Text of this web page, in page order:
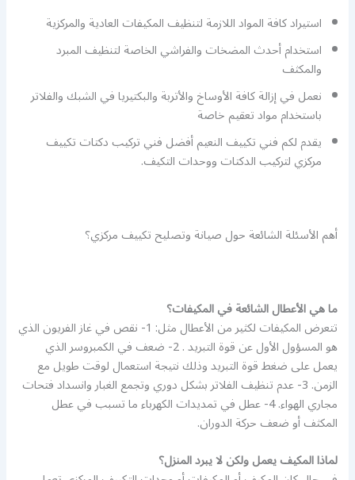
استيراد كافة المواد اللازمة لتنظيف المكيفات العادية والمركزية
استخدام أحدث المضخات والفراشي الخاصة لتنظيف المبرد
والمكثف
نعمل في إزالة كافة الأوساخ والأتربة والبكتيريا في الشبك والفلاتر
باستخدام مواد تعقيم خاصة
يقدم لكم فني تكييف النعيم أفضل فني تركيب دكتات تكييف
مركزي لتركيب الدكتات ووحدات التكيف.
أهم الأسئلة الشائعة حول صيانة وتصليح تكييف مركزي؟
ما هي الأعطال الشائعة في المكيفات؟
تتعرض المكيفات لكثير من الأعطال مثل: 1- نقص في غاز الفريون الذي
هو المسؤول الأول عن قوة التبريد . 2- ضعف في الكمبروسر الذي
يعمل على ضغط قوة التبريد وذلك نتيجة استعمال لوقت طويل مع
الزمن. 3- عدم تنظيف الفلاتر بشكل دوري وتجمع الغبار وانسداد فتحات
مجاري الهواء. 4- عطل في تمديدات الكهرباء ما تسبب في عطل
المكثف أو ضعف حركة الدوران.
لماذا المكيف يعمل ولكن لا يبرد المنزل؟